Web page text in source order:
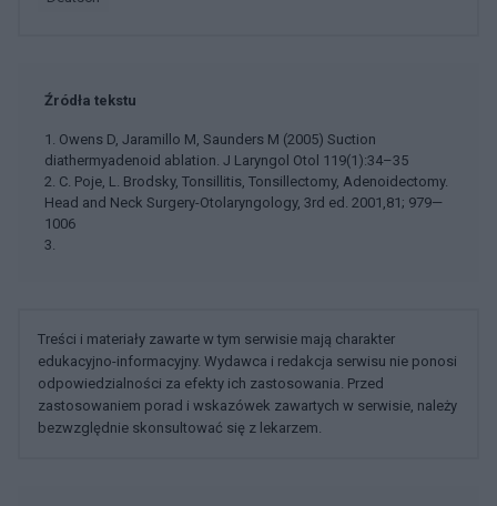
Źródła tekstu
1. Owens D, Jaramillo M, Saunders M (2005) Suction
diathermyadenoid ablation. J Laryngol Otol 119(1):34–35
2. C. Poje, L. Brodsky, Tonsillitis, Tonsillectomy, Adenoidectomy.
Head and Neck Surgery-Otolaryngology, 3rd ed. 2001,81; 979—
1006
3.
Treści i materiały zawarte w tym serwisie mają charakter
edukacyjno-informacyjny. Wydawca i redakcja serwisu nie ponosi
odpowiedzialności za efekty ich zastosowania. Przed
zastosowaniem porad i wskazówek zawartych w serwisie, należy
bezwzględnie skonsultować się z lekarzem.